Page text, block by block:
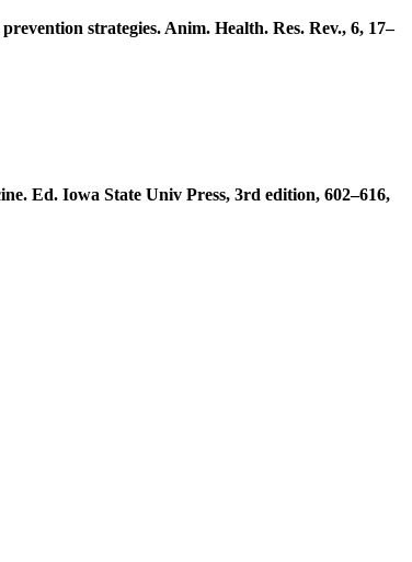
strategies. Anim. Health. Res. Rev., 6, 17–
Ed. Iowa State Univ Press, 3rd edition, 602–616,